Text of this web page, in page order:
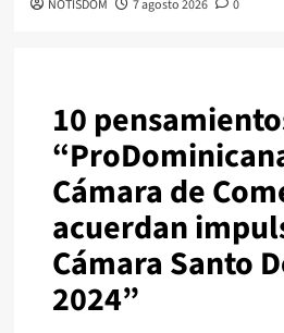
NOTISDOM 7 agosto 2026 0
10
“
Cámara de
acuerdan
Cámara Santo
2024”